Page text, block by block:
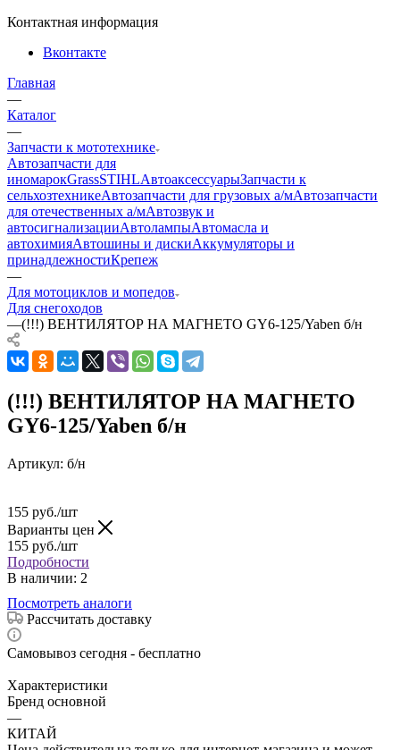
Контактная информация
Вконтакте
Главная
—
Каталог
—
Запчасти к мототехнике
Автозапчасти для
иномарокGrassSTIHLАвтоаксессуарыЗапчасти к
сельхозтехникеАвтозапчасти для грузовых а/мАвтозапчасти
для отечественных а/мАвтозвук и
автосигнализацииАвтолампыАвтомасла и
автохимияАвтошины и дискиАккумуляторы и
принадлежностиКрепеж
—
Для мотоциклов и мопедов
Для снегоходов
—(!!!) ВЕНТИЛЯТОР НА МАГНЕТО GY6-125/Yaben б/н
(!!!) ВЕНТИЛЯТОР НА МАГНЕТО
GY6-125/Yaben б/н
Артикул: б/н
155 руб./шт
Варианты цен
155 руб./шт
Подробности
В наличии: 2
Посмотреть аналоги
Рассчитать доставку
Самовывоз сегодня - бесплатно
Характеристики
Бренд основной
—
КИТАЙ